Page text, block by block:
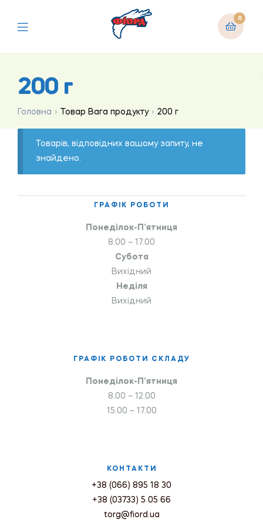
0
200 г
Головна Товар Вага продукту 200 г
Товарів, відповідних вашому запиту, не
знайдено.
ГРАФІК РОБОТИ
Понеділок-П’ятниця
8.00 – 17.00
Субота
Вихідний
Неділя
Вихідний
ГРАФІК РОБОТИ СКЛАДУ
Понеділок-П’ятниця
8.00 – 12.00
15.00 – 17.00
КОНТАКТИ
+38 (066) 895 18 30
+38 (03733) 5 05 66
torg@fiord.ua